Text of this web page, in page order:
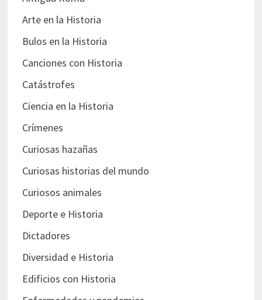
Arte en la Historia
Bulos en la Historia
Canciones con Historia
Catástrofes
Ciencia en la Historia
Crímenes
Curiosas hazañas
Curiosas historias del mundo
Curiosos animales
Deporte e Historia
Dictadores
Diversidad e Historia
Edificios con Historia